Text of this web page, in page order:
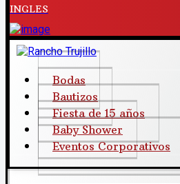
INGLES
Bodas
Bautizos
Fiesta de 15 años
Baby Shower
Eventos Corporativos